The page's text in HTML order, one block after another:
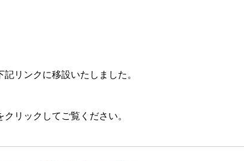
リンクに移設いたしました。
リックしてご覧ください。